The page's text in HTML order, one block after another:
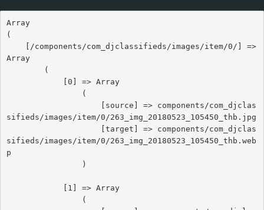
Array
(
Array
sifieds/images/item/0/263_img_20180523_105450_thb.jpg
sifieds/images/item/0/263_img_20180523_105450_thb.web
p